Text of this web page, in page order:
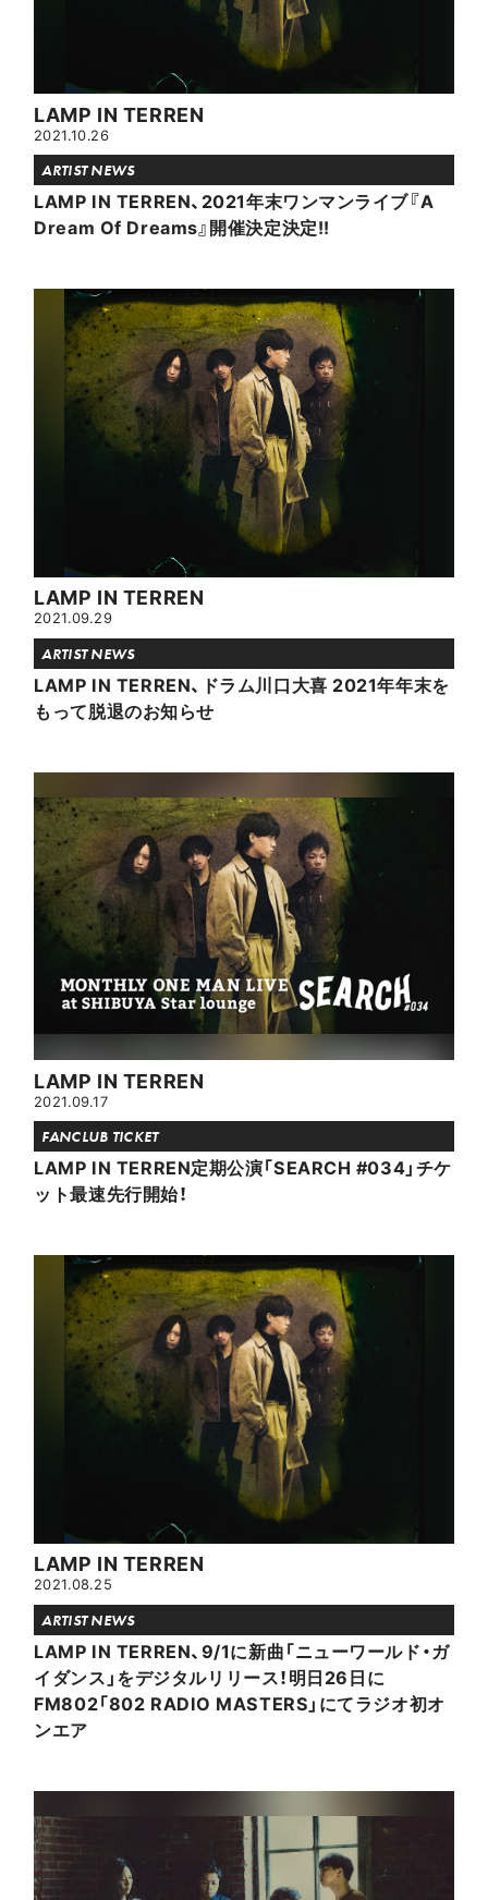
LAMP IN TERREN
2021.10.26
ARTIST NEWS
LAMP IN TERREN、2021年末ワンマンライブ『A
Dream Of Dreams』開催決定決定!!
LAMP IN TERREN
2021.09.29
ARTIST NEWS
LAMP IN TERREN、ドラム川口大喜 2021年年末を
もって脱退のお知らせ
LAMP IN TERREN
2021.09.17
FANCLUB TICKET
LAMP IN TERREN定期公演「SEARCH #034」チケ
ット最速先行開始！
LAMP IN TERREN
2021.08.25
ARTIST NEWS
LAMP IN TERREN、9/1に新曲「ニューワールド・ガ
イダンス」をデジタルリリース！明日26日に
FM802「802 RADIO MASTERS」にてラジオ初オ
ンエア